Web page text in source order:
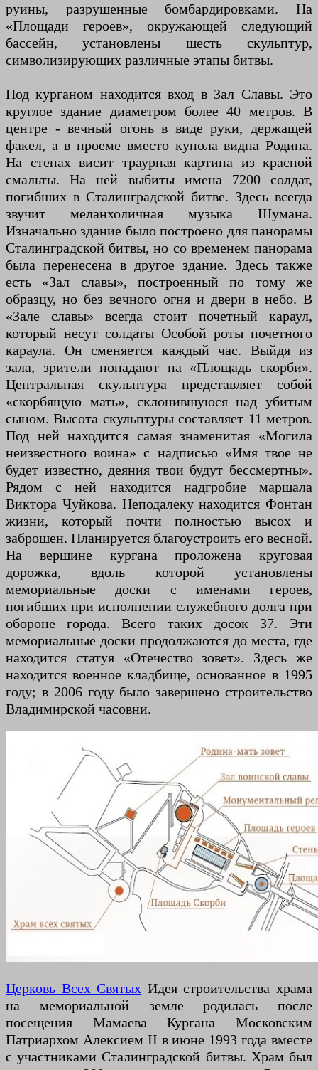
руины, разрушенные бомбардировками. На
«Площади героев», окружающей следующий
бассейн, установлены шесть скульптур,
символизирующих различные этапы битвы.
Под курганом находится вход в Зал Славы. Это
круглое здание диаметром более 40 метров. В
центре - вечный огонь в виде руки, держащей
факел, а в проеме вместо купола видна Родина.
На стенах висит траурная картина из красной
смальты. На ней выбиты имена 7200 солдат,
погибших в Сталинградской битве. Здесь всегда
звучит меланхоличная музыка Шумана.
Изначально здание было построено для панорамы
Сталинградской битвы, но со временем панорама
была перенесена в другое здание. Здесь также
есть «Зал славы», построенный по тому же
образцу, но без вечного огня и двери в небо. В
«Зале славы» всегда стоит почетный караул,
который несут солдаты Особой роты почетного
караула. Он сменяется каждый час. Выйдя из
зала, зрители попадают на «Площадь скорби».
Центральная скульптура представляет собой
«скорбящую мать», склонившуюся над убитым
сыном. Высота скульптуры составляет 11 метров.
Под ней находится самая знаменитая «Могила
неизвестного воина» с надписью «Имя твое не
будет известно, деяния твои будут бессмертны».
Рядом с ней находится надгробие маршала
Виктора Чуйкова. Неподалеку находится Фонтан
жизни, который почти полностью высох и
заброшен. Планируется благоустроить его весной.
На вершине кургана проложена круговая
дорожка, вдоль которой установлены
мемориальные доски с именами героев,
погибших при исполнении служебного долга при
обороне города. Всего таких досок 37. Эти
мемориальные доски продолжаются до места, где
находится статуя «Отечество зовет». Здесь же
находится военное кладбище, основанное в 1995
году; в 2006 году было завершено строительство
Владимирской часовни.
Церковь Всех Святых Идея строительства храма
на мемориальной земле родилась после
посещения Мамаева Кургана Московским
Патриархом Алексием II в июне 1993 года вместе
с участниками Сталинградской битвы. Храм был